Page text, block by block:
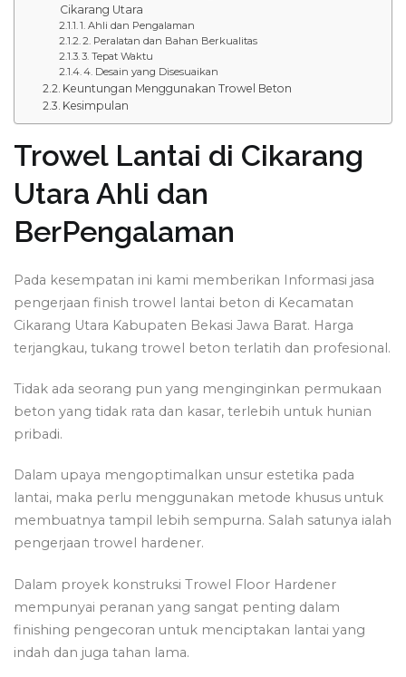
Cikarang Utara
1. Ahli dan Pengalaman
2. Peralatan dan Bahan Berkualitas
3. Tepat Waktu
4. Desain yang Disesuaikan
Keuntungan Menggunakan Trowel Beton
Kesimpulan
Trowel Lantai di Cikarang
Utara Ahli dan
BerPengalaman
Pada kesempatan ini kami memberikan Informasi jasa
pengerjaan finish trowel lantai beton di Kecamatan
Cikarang Utara Kabupaten Bekasi Jawa Barat. Harga
terjangkau, tukang trowel beton terlatih dan profesional.
Tidak ada seorang pun yang menginginkan permukaan
beton yang tidak rata dan kasar, terlebih untuk hunian
pribadi.
Dalam upaya mengoptimalkan unsur estetika pada
lantai, maka perlu menggunakan metode khusus untuk
membuatnya tampil lebih sempurna. Salah satunya ialah
pengerjaan trowel hardener.
Dalam proyek konstruksi Trowel Floor Hardener
mempunyai peranan yang sangat penting dalam
finishing pengecoran untuk menciptakan lantai yang
indah dan juga tahan lama.